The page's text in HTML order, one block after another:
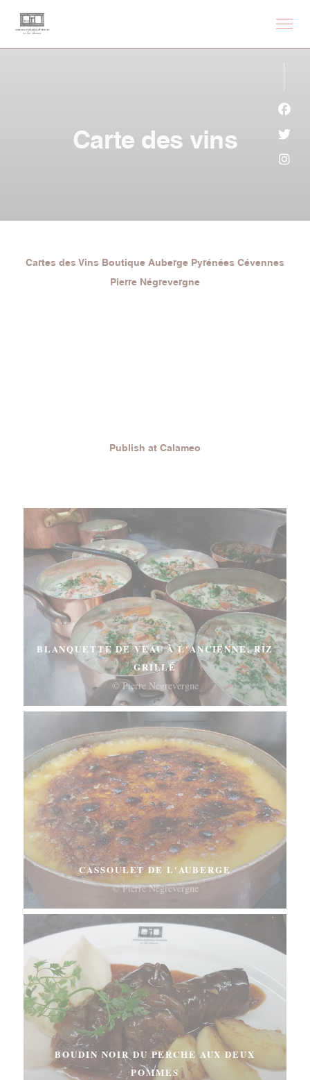
Carte des vins
Cartes des Vins Boutique Auberge Pyrénées Cévennes
Pierre Négrevergne
Publish at Calameo
BLANQUETTE DE VEAU À L'ANCIENNE, RIZ
GRILLÉ
© Pierre Négrevergne
CASSOULET DE L'AUBERGE
© Pierre Négrevergne
BOUDIN NOIR DU PERCHE AUX DEUX
POMMES